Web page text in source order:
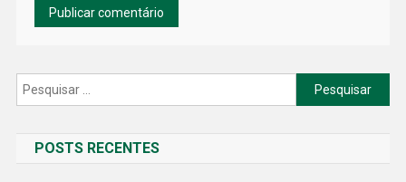
Pesquisar
por:
POSTS RECENTES